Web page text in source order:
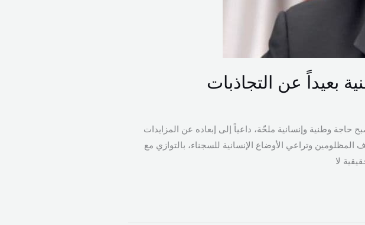
عن التجاذبات
وطنية وإنسانية ملحّة، داعياً إلى إبعاده عن المزايدات
وتراعي الأوضاع الإنسانية للسجناء، بالتوازي مع
لا